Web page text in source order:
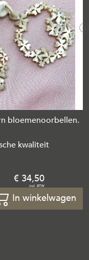
bloemenoorbellen.
kwaliteit
34,50
In winkelwagen